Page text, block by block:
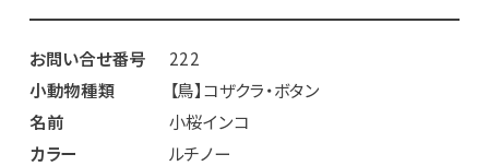
お問い合せ番号
222
小動物種類
【鳥】コザクラ・ボタン
名前
小桜インコ
カラー
ルチノー